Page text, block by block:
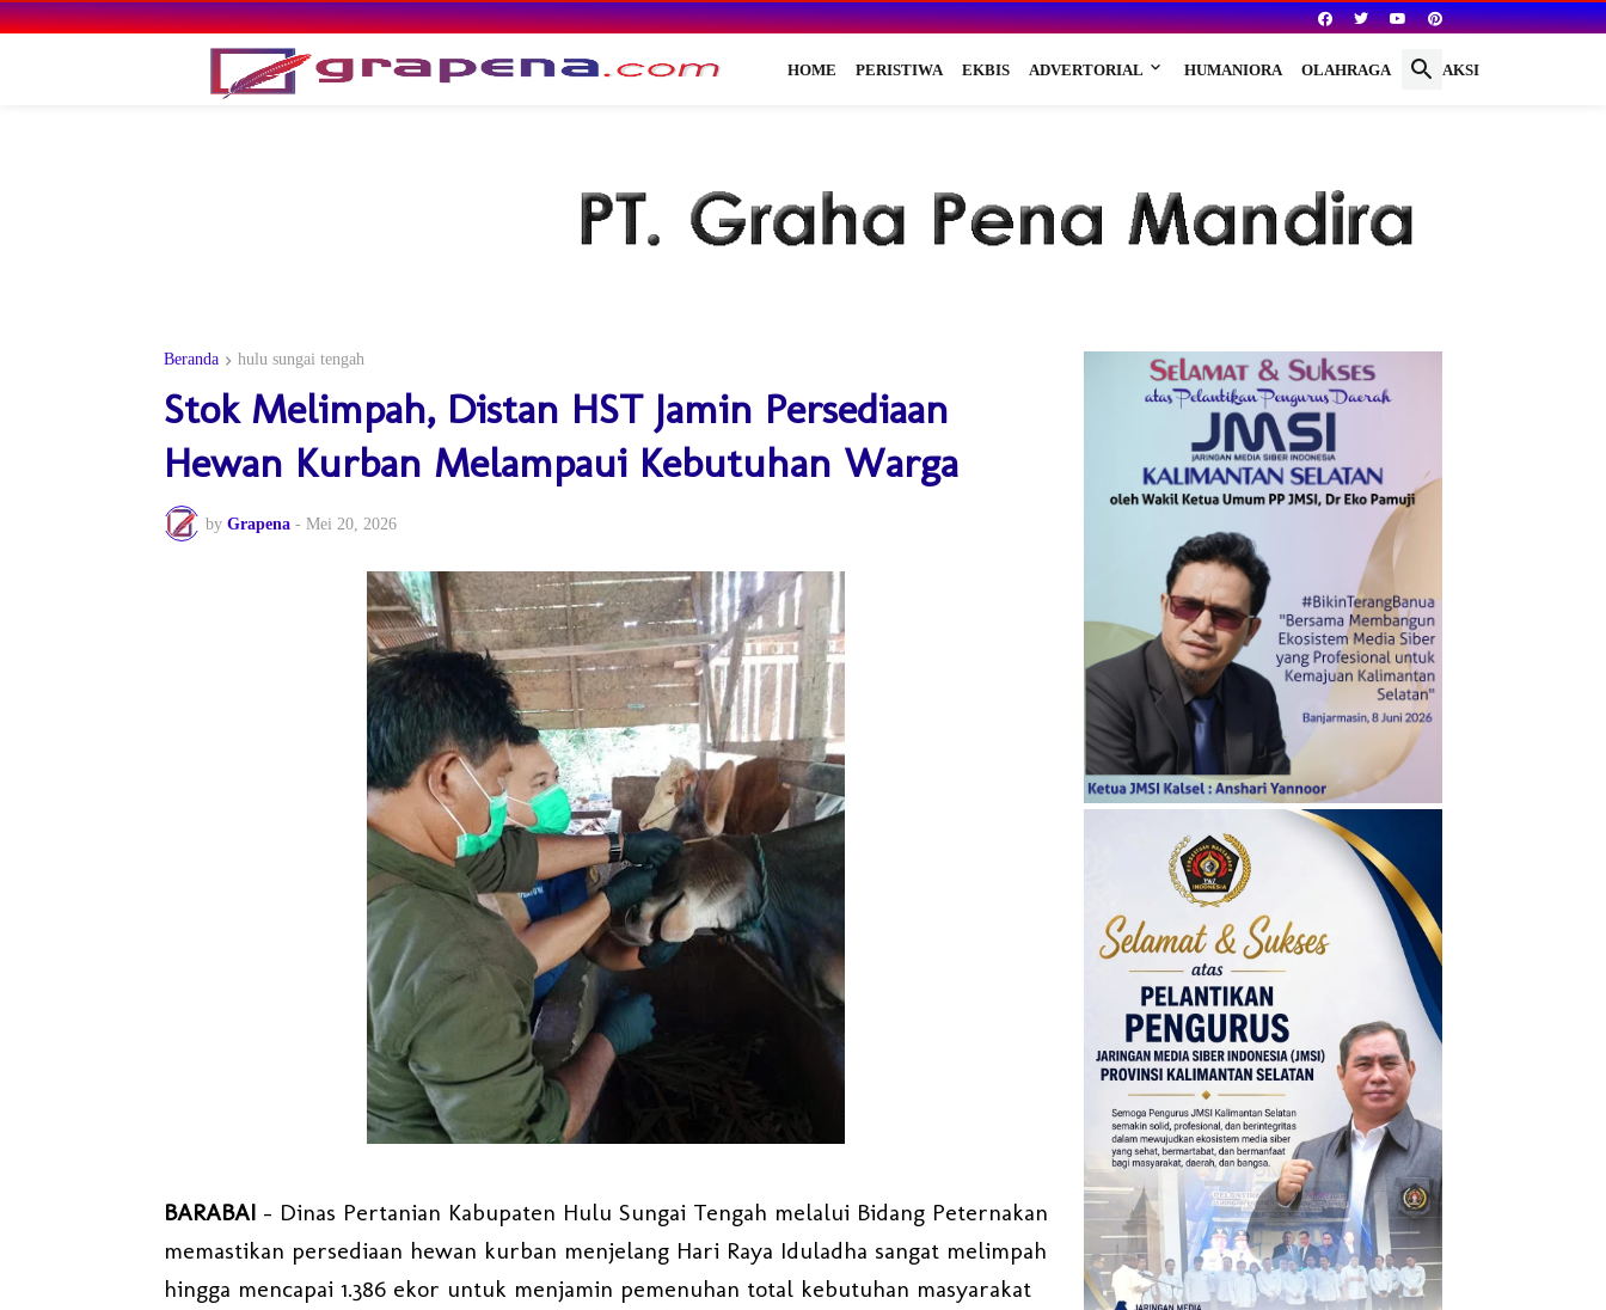
HOME PERISTIWA EKBIS ADVERTORIAL HUMANIORA OLAHRAGA REDAKSI
Beranda hulu sungai tengah
Stok Melimpah, Distan HST Jamin Persediaan
Hewan Kurban Melampaui Kebutuhan Warga
by Grapena - Mei 20, 2026
BARABAI – Dinas Pertanian Kabupaten Hulu Sungai Tengah melalui Bidang Peternakan
memastikan persediaan hewan kurban menjelang Hari Raya Iduladha sangat melimpah
hingga mencapai 1.386 ekor untuk menjamin pemenuhan total kebutuhan masyarakat